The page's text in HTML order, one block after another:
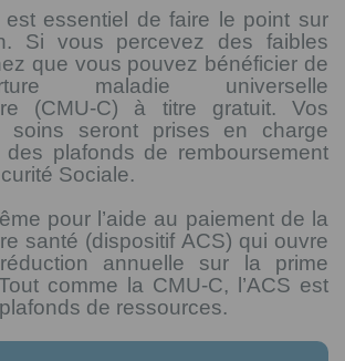
est essentiel de faire le point sur
Si vous percevez des faibles
que vous pouvez bénéficier de
maladie universelle
(CMU-C) à titre gratuit. Vos
soins seront prises en charge
plafonds de remboursement
Sociale.
pour l’aide au paiement de la
santé (dispositif ACS) qui ouvre
annuelle sur la prime
comme la CMU-C, l’ACS est
de ressources.